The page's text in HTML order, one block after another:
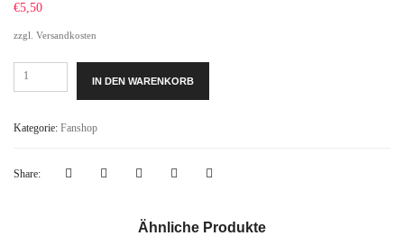
€5,50
zzgl. Versandkosten
Ventilator
mini
IN DEN WARENKORB
Kategorie: Fanshop
Share:
Ähnliche Produkte